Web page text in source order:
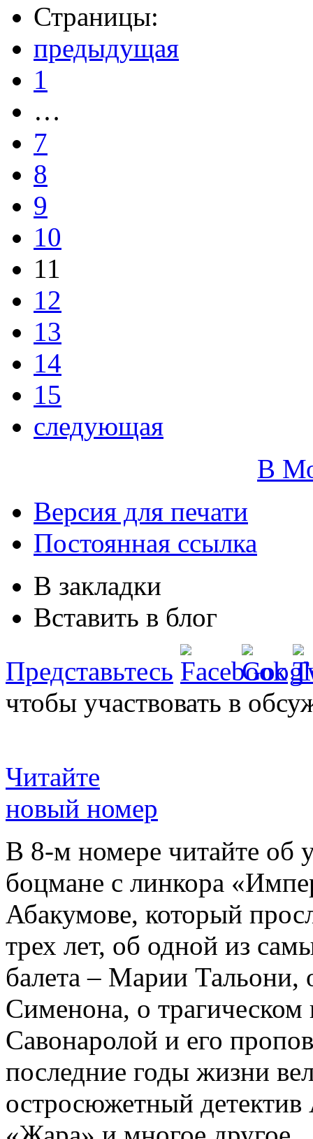
Страницы:
предыдущая
1
…
7
8
9
10
11
12
13
14
15
следующая
В
Версия для печати
Постоянная ссылка
В закладки
Вставить в блог
Представьтесь
чтобы участвовать в
Читайте
новый номер
В 8-м номере читайте об
боцмане с линкора
Абакумове, который
трех лет, об одной из
балета – Марии
Сименона, о трагическом
Савонаролой и его
последние годы жизни
остросюжетный детектив